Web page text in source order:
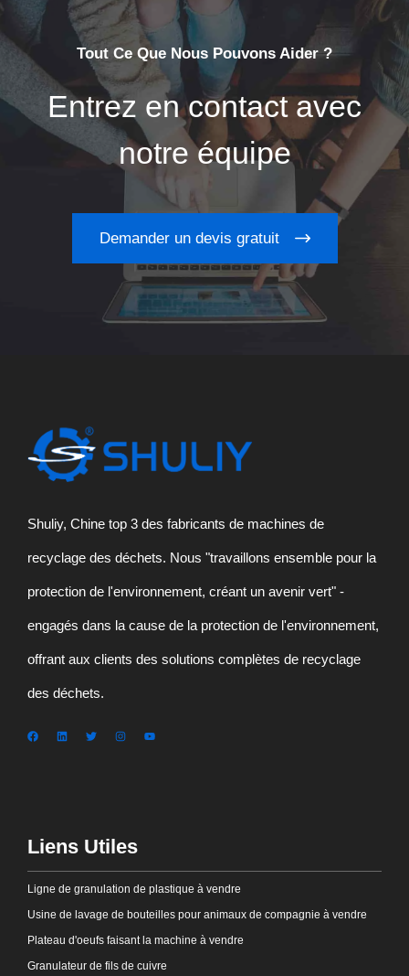
Tout Ce Que Nous Pouvons Aider ?
Entrez en contact avec
notre équipe
Demander un devis gratuit
Shuliy, Chine top 3 des fabricants de machines de
recyclage des déchets. Nous "travaillons ensemble pour la
protection de l'environnement, créant un avenir vert" -
engagés dans la cause de la protection de l'environnement,
offrant aux clients des solutions complètes de recyclage
des déchets.
Liens Utiles
Ligne de granulation de plastique à vendre
Usine de lavage de bouteilles pour animaux de compagnie à vendre
Plateau d'oeufs faisant la machine à vendre
Granulateur de fils de cuivre